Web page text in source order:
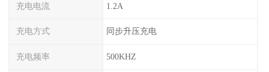
充电电流 1.2A
充电方式 同步升压充电
充电频率 500KHZ